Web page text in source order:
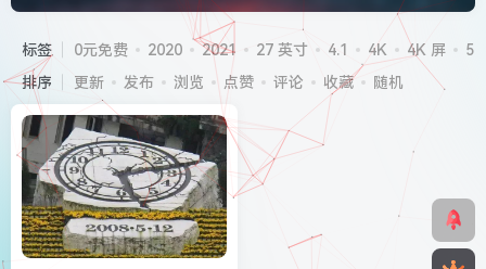
标签 0元免费 2020 2021 27 英寸 4.1 4K 4K 屏
5G
排序
更新 发布 浏览 点赞 评论 收藏 随机